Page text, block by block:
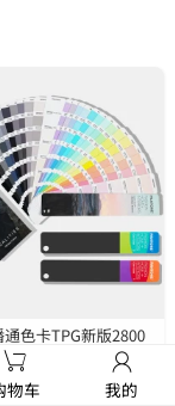
通色卡TPG新版2800
物车 我的